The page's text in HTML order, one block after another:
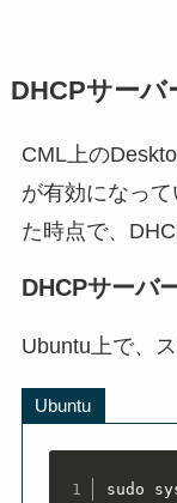
DHCPサーバ
CML上の
が有効になっ
た時点で、
DHCPサーバ
Ubuntu上で、
Ubuntu
sudo